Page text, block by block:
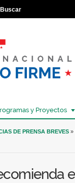
Buscar
y Proyectos
AQUÍ
DE PRENSA BREVES »